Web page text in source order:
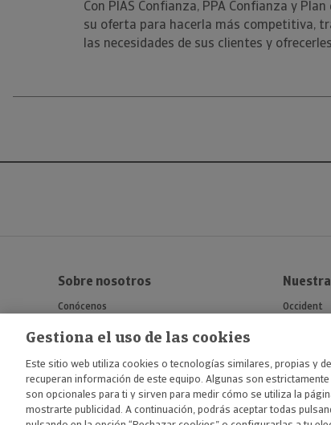
Con PIAS Confianza, PPA Confianza y
su oferta para hacerla más competitiva,
las necesidades de sus clientes y
Sobre nosotros
Conócenos
Fundación Occident
Occident
Mémora
Gestiona el uso de las cookies
Este sitio web utiliza cookies o tecnologías similares, propias y
recuperan información de este equipo. Algunas son
son opcionales para ti y sirven para medir cómo se utiliza la
mostrarte publicidad. A continuación, podrás aceptar todas